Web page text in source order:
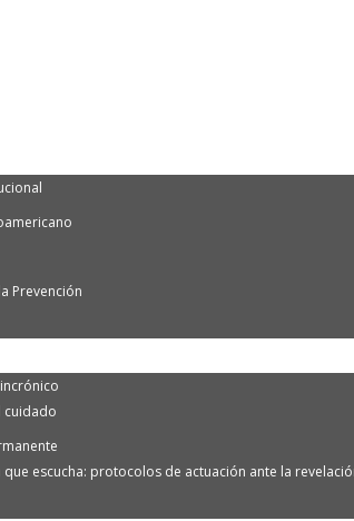
Prevención
cuidado
que escucha: protocolos de actuación ante la